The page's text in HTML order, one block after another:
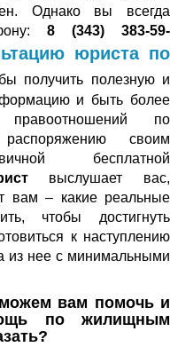
Однако вы всегда
8
(343) 383-59-
юриста по
получить полезную и
и быть более
правоотношений по
своим
бесплатной
выслушает вас,
вам – какие реальные
чтобы достигнуть
к наступлению
из нее с минимальными
вам помочь и
по жилищным